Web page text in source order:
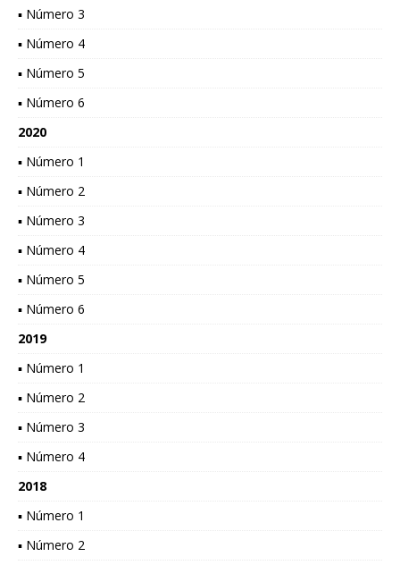
▪ Número 3
▪ Número 4
▪ Número 5
▪ Número 6
2020
▪ Número 1
▪ Número 2
▪ Número 3
▪ Número 4
▪ Número 5
▪ Número 6
2019
▪ Número 1
▪ Número 2
▪ Número 3
▪ Número 4
2018
▪ Número 1
▪ Número 2